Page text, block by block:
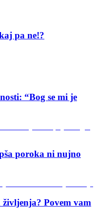
pa ne!?
“Bog se mi je
poroka ni nujno
Povem vam